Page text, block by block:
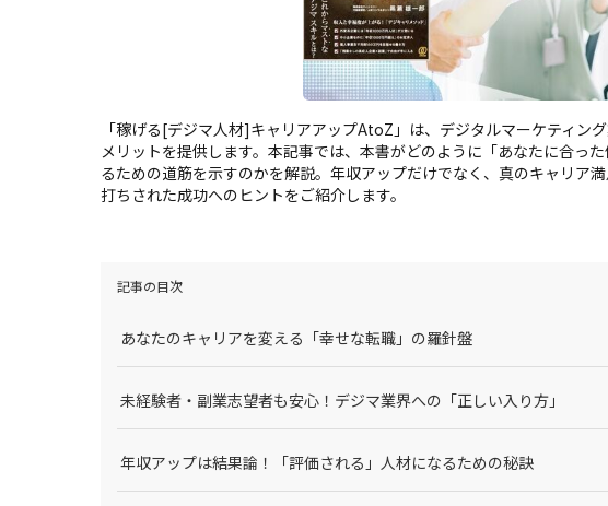
「稼げる[デジマ人材]キャリアアップAtoZ」は、デジタルマーケティン
メリットを提供します。本記事では、本書がどのように「あなたに合っ
るための道筋を示すのかを解説。年収アップだけでなく、真のキャリア
打ちされた成功へのヒントをご紹介します。
記事の目次
あなたのキャリアを変える「幸せな転職」の羅針盤
未経験者・副業志望者も安心！デジマ業界への「正しい入り方」
年収アップは結果論！「評価される」人材になるための秘訣